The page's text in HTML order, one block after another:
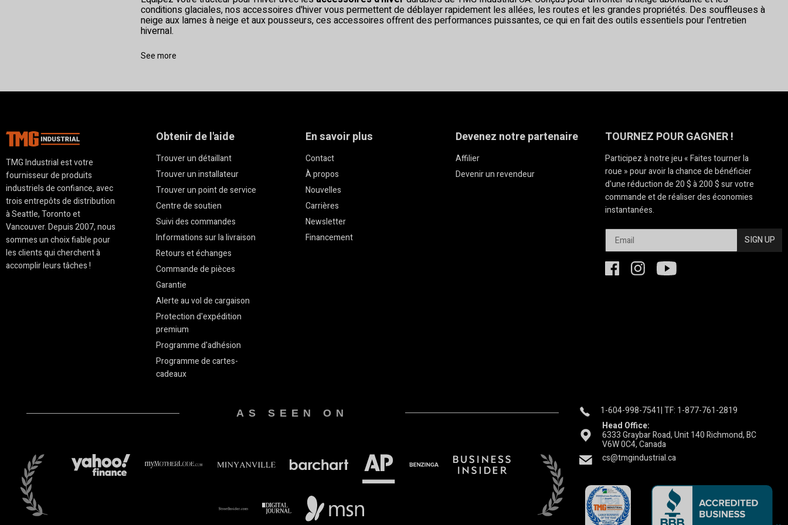
conditions glaciales, nos accessoires d'hiver vous permettent de déblayer rapidement les allées, les routes et les grandes propriétés. Des souffleuses à
neige aux lames à neige et aux pousseurs, ces accessoires offrent des performances puissantes, ce qui en fait des outils essentiels pour l'entretien
hivernal.
See more
TMG Industrial est votre
fournisseur de produits
industriels de confiance, avec
trois entrepôts de distribution
à Seattle, Toronto et
Vancouver. Depuis 2007, nous
sommes un choix fiable pour
les clients qui cherchent à
accomplir leurs tâches !
Obtenir de l'aide
Trouver un détaillant
Trouver un installateur
Trouver un point de service
Centre de soutien
Suivi des commandes
Informations sur la livraison
Retours et échanges
Commande de pièces
Garantie
Alerte au vol de cargaison
Protection d'expédition
premium
Programme d'adhésion
Programme de cartes-
cadeaux
En savoir plus
Contact
À propos
Nouvelles
Carrières
Newsletter
Financement
Devenez notre partenaire
Affilier
Devenir un revendeur
TOURNEZ POUR GAGNER !
Participez à notre jeu « Faites tourner la
roue » pour avoir la chance de bénéficier
d'une réduction de 20 $ à 200 $ sur votre
commande et de réaliser des économies
instantanées.
SIGN UP
AS SEEN ON 1-604-998-7541| TF: 1-877-761-2819
Head Office:
6333 Graybar Road, Unit 140 Richmond, BC
V6W 0C4, Canada
cs@tmgindustrial.ca